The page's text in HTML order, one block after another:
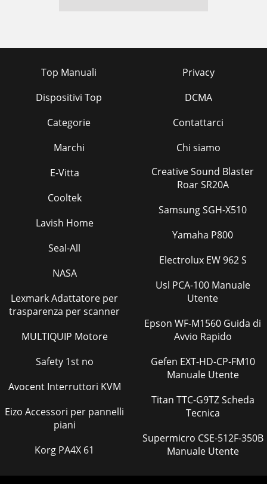
Top Manuali
Dispositivi Top
Categorie
Marchi
Privacy
DCMA
Contattarci
Chi siamo
E-Vitta
Cooltek
Lavish Home
Seal-All
NASA
Lexmark Adattatore per
trasparenza per scanner
MULTIQUIP Motore
Safety 1st no
Avocent Interruttori KVM
Eizo Accessori per pannelli
piani
Korg PA4X 61
Creative Sound Blaster
Roar SR20A
Samsung SGH-X510
Yamaha P800
Electrolux EW 962 S
Usl PCA-100 Manuale
Utente
Epson WF-M1560 Guida di
Avvio Rapido
Gefen EXT-HD-CP-FM10
Manuale Utente
Titan TTC-G9TZ Scheda
Tecnica
Supermicro CSE-512F-350B
Manuale Utente